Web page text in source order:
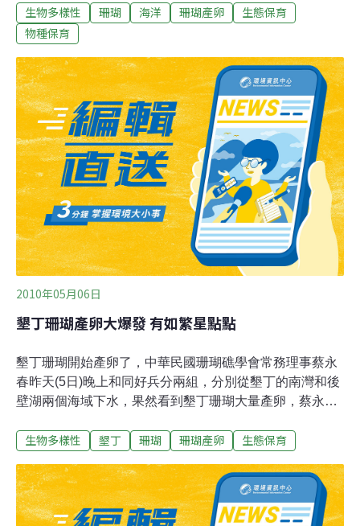
契機。中華民國珊瑚礁學會6日公布莫拉克颱風過後第一
筆墾丁珊瑚調查報告，莫拉克前後墾丁珊瑚的覆蓋率從
等海洋生物死亡。幸好部份海域的珊瑚受創較輕，調查發
現，核三廠入水口與後壁湖珊瑚覆蓋率仍有六成以上，且
形成棲地移轉。墾丁資深潛水教練蔡永春說，原本擔心受
去年八八水災影響，今年珊瑚產卵量可能會減少，還好數
量和往年差不多，因墾丁後壁湖、南灣一帶屬內灣地形，
珊瑚有地形保護。今年並新記錄到3、4種珊瑚產卵狀況，
包括斜花珊瑚、膨脹表孔珊瑚、結節表孔珊瑚，讓人非常
興奮。
生物多樣性 珊瑚 海洋 珊瑚產卵
生態保育
物種保育
2010年05月06日
墾丁珊瑚產卵大爆發 有如繁星點點
墾丁珊瑚開始產卵了，中華民國珊瑚礁學會常務理事蔡永
春昨天(5日)晚上和同好兵分兩組，分別從墾丁的南灣和後
壁湖兩個海域下水，果然看到墾丁珊瑚大量產卵，蔡永春
瑚、表孔珊瑚、微孔珊瑚、以及軸珊瑚和紋珊瑚等等，頓
如繁星點點，美麗極了。長期觀察珊瑚生態的蔡永春說，
墾丁珊瑚每年農曆3月20到23號會出現兩天大爆發，2010
年直到國曆5月5號、農曆3月22號才出現大爆發，今晚(6
生物多樣性 墾丁 珊瑚 珊瑚產卵 生態保育